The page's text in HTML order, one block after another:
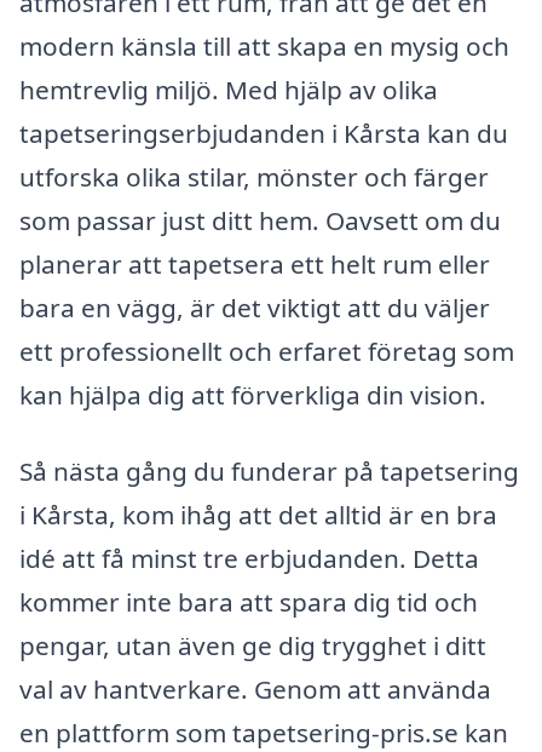
modern känsla till att skapa en mysig och
hemtrevlig miljö. Med hjälp av olika
tapetseringserbjudanden i Kårsta kan du
utforska olika stilar, mönster och färger
som passar just ditt hem. Oavsett om du
planerar att tapetsera ett helt rum eller
bara en vägg, är det viktigt att du väljer
ett professionellt och erfaret företag som
kan hjälpa dig att förverkliga din vision.
Så nästa gång du funderar på tapetsering
i Kårsta, kom ihåg att det alltid är en bra
idé att få minst tre erbjudanden. Detta
kommer inte bara att spara dig tid och
pengar, utan även ge dig trygghet i ditt
val av hantverkare. Genom att använda
en plattform som tapetsering-pris.se kan